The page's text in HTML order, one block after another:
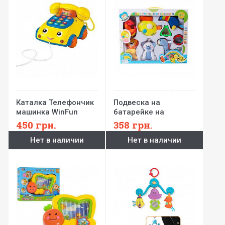
Каталка Телефончик
машинка WinFun
450 грн.
Нет в наличии
Подвеска на
батарейке на
коляску WinFun
358 грн.
Нет в наличии